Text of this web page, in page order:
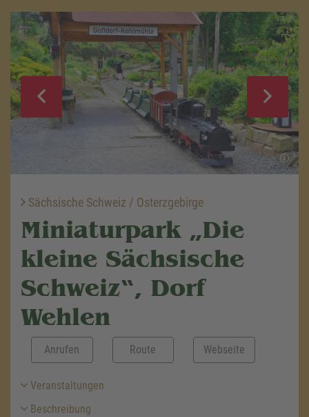
Sächsische Schweiz / Osterzgebirge
Miniaturpark „Die
kleine Sächsische
Schweiz“, Dorf
Wehlen
Anrufen Route Webseite
Veranstaltungen
Beschreibung